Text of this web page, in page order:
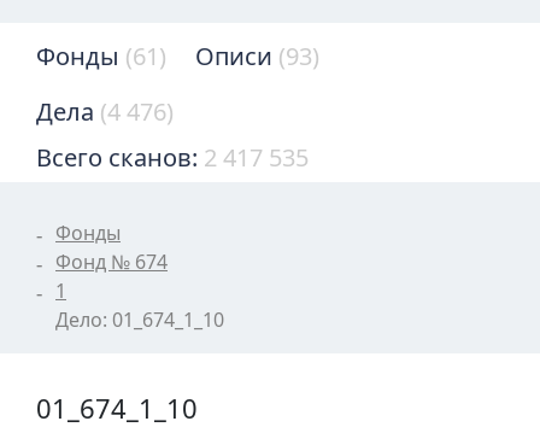
Фонды (61) Описи (93)
Дела (4 476)
Всего сканов: 2 417 535
Фонды
Фонд № 674
1
Дело: 01_674_1_10
01_674_1_10